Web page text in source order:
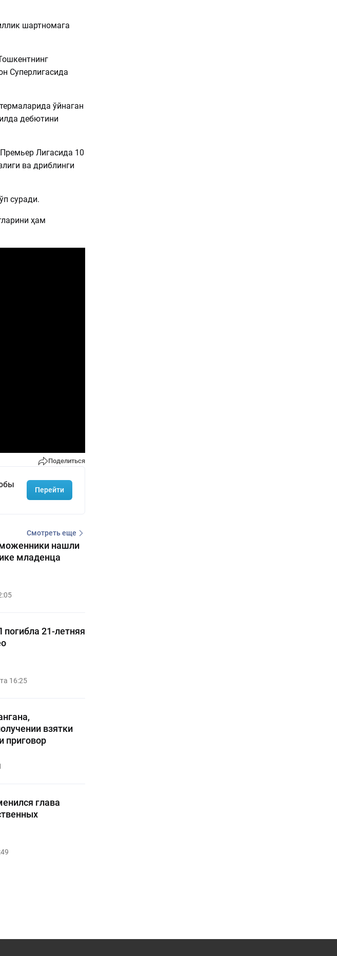
шартномага
Суперлигасида
ўйнаган
дебютини
Лигасида 10
ва дриблинги
суради.
ҳам
Поделиться
Перейти
Смотреть еще
нашли
младенца
21-летняя
16:25
взятки
приговор
глава